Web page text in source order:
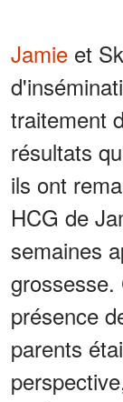
Jamie et
traitement
résultats
ils ont
HCG de
semaines
grossesse.
présence
parents